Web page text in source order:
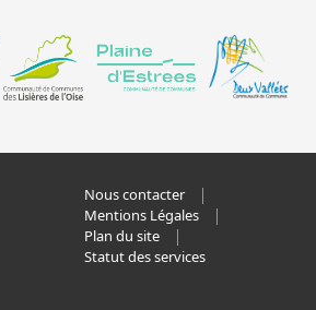
Nous contacter
Mentions Légales
Plan du site
Statut des services